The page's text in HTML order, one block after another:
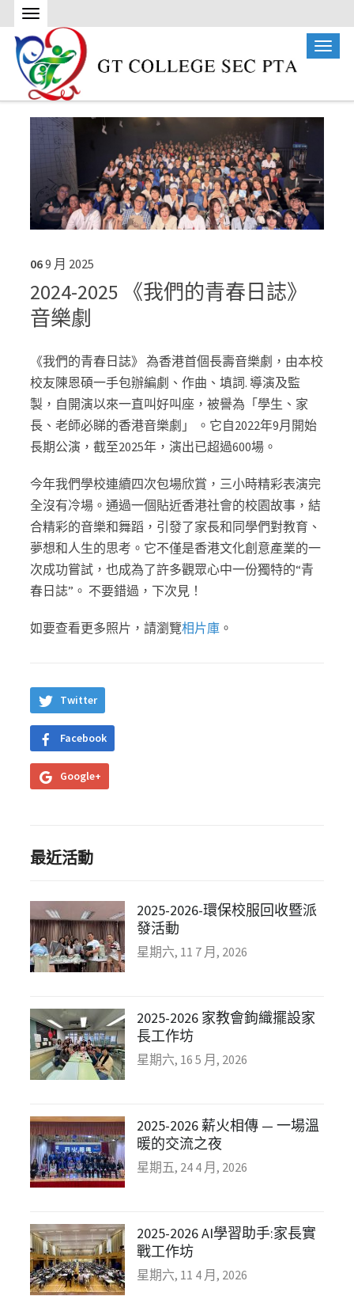
069 月 2025
2024-2025 《我們的青春日誌》
音樂劇
《我們的青春日誌》 為香港⾸個⻑壽⾳樂劇，由本校
校友陳恩碩⼀⼿包辦編劇、作曲、填詞. 導演及監
製，⾃開演以來⼀直叫好叫座，被譽為「學⽣、家
⻑、老師必睇的香港⾳樂劇」 。它自2022年9月開始
長期公演，截至2025年，演出已超過600場。
今年我們學校連續四次包場欣賞，三小時精彩表演完
全沒有冷場。通過一個貼近香港社會的校園故事，結
合精彩的音樂和舞蹈，引發了家長和同學們對教育、
夢想和人生的思考。它不僅是香港文化創意產業的一
次成功嘗試，也成為了許多觀眾心中一份獨特的“青
春日誌”。 不要錯過，下次見！
如要查看更多照片，請瀏覽相片庫。
Twitter
Facebook
Google+
最近活動
2025-2026-環保校服回收暨派
發活動
星期六, 11 7 月, 2026
2025-2026 家教會鉤織擺設家
長工作坊
星期六, 16 5 月, 2026
2025-2026 薪火相傳 — 一場溫
暖的交流之夜
星期五, 24 4 月, 2026
2025-2026 AI學習助手:家長實
戰工作坊
星期六, 11 4 月, 2026